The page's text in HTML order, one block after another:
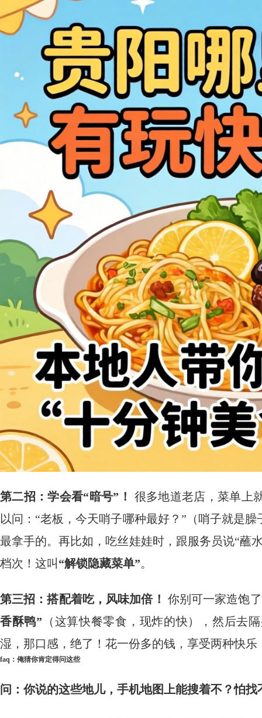
第二招：学会看“暗号”！
很多地道老店，菜单上
以问：“老板，今天哨子哪种最好？”（哨子就是
最拿手的。再比如，吃丝娃娃时，跟服务员说“蘸
档次！这叫 “解锁隐藏菜单”。
第三招：搭配着吃，风味加倍！
你别可一家造饱
香酥鸭” （这算快餐零食，现炸的快），然后去
湿，那口感，绝了！花一份多的钱，享受两种快乐
faq：俺猜你肯定得问这些
问：你说的这些地儿，手机地图上能搜着不？怕找